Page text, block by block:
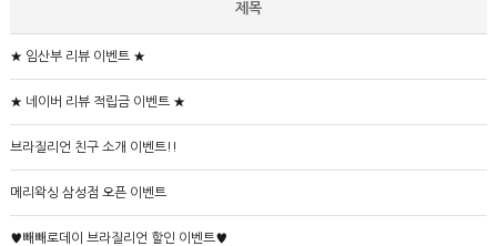
제목
★ 임산부 리뷰 이벤트 ★
★ 네이버 리뷰 적립금 이벤트 ★
브라질리언 친구 소개 이벤트!!
메리왁싱 삼성점 오픈 이벤트
♥빼빼로데이 브라질리언 할인 이벤트♥